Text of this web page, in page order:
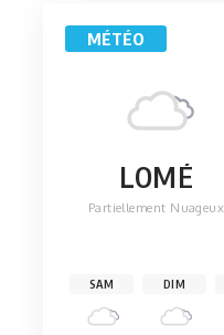
MÉTÉO
LOMÉ
Partiellement Nuageux
SAM DIM